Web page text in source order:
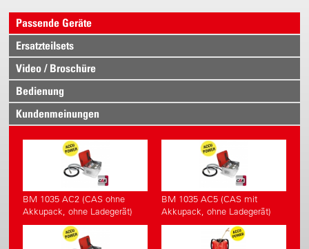
Passende Geräte
Ersatzteilsets
Video / Broschüre
Bedienung
Kundenmeinungen
BM 1035 AC2 (CAS ohne
Akkupack, ohne Ladegerät)
BM 1035 AC5 (CAS mit
Akkupack, ohne Ladegerät)